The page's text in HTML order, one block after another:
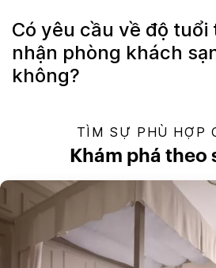
Có yêu cầu về độ tuổi
nhận phòng khách
không?
TÌM SỰ PHÙ HỢP
Khám phá theo